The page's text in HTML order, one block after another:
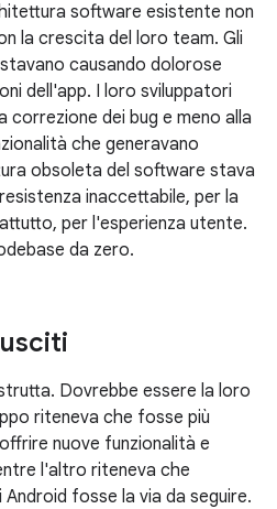
software esistente non
la crescita del loro team. Gli
causando dolorose
dell'app. I loro sviluppatori
correzione dei bug e meno alla
che generavano
obsoleta del software stava
inaccettabile, per la
per l'esperienza utente.
da zero.
Dovrebbe essere la loro
riteneva che fosse più
nuove funzionalità e
l'altro riteneva che
fosse la via da seguire.